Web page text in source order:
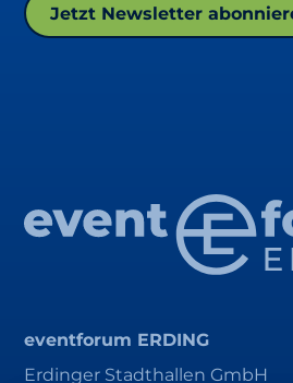
Jetzt Newsletter
eventforum ERDING
Erdinger Stadthallen GmbH